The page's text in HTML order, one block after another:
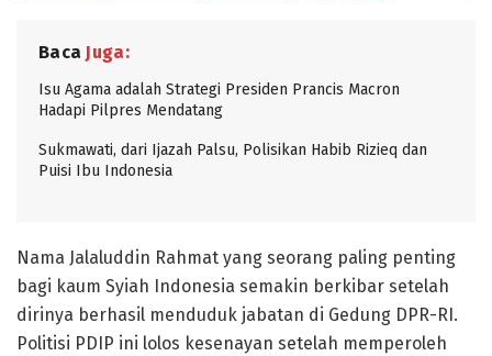
Baca Juga:
Isu Agama adalah Strategi Presiden Prancis Macron
Hadapi Pilpres Mendatang
Sukmawati, dari Ijazah Palsu, Polisikan Habib Rizieq dan
Puisi Ibu Indonesia
Nama Jalaluddin Rahmat yang seorang paling penting
bagi kaum Syiah Indonesia semakin berkibar setelah
dirinya berhasil menduduk jabatan di Gedung DPR-RI.
Politisi PDIP ini lolos kesenayan setelah memperoleh